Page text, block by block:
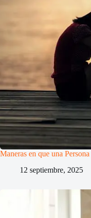
Maneras en que una
12 septiembre, 2025